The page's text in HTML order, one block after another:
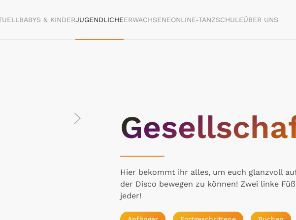
BABYS & KINDERJUGENDLICHEERWACHSENEONLINE-TANZSCHULEÜBER UNS
Hier bekommt ihr alles, um euch glanzvoll
der Disco bewegen zu können! Zwei linke
jeder!